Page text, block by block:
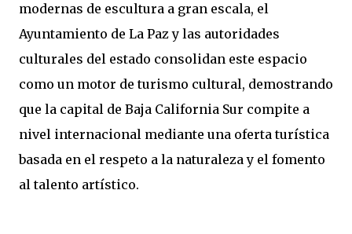
modernas de escultura a gran escala, el
Ayuntamiento de La Paz y las autoridades
culturales del estado consolidan este espacio
como un motor de turismo cultural, demostrando
que la capital de Baja California Sur compite a
nivel internacional mediante una oferta turística
basada en el respeto a la naturaleza y el fomento
al talento artístico.